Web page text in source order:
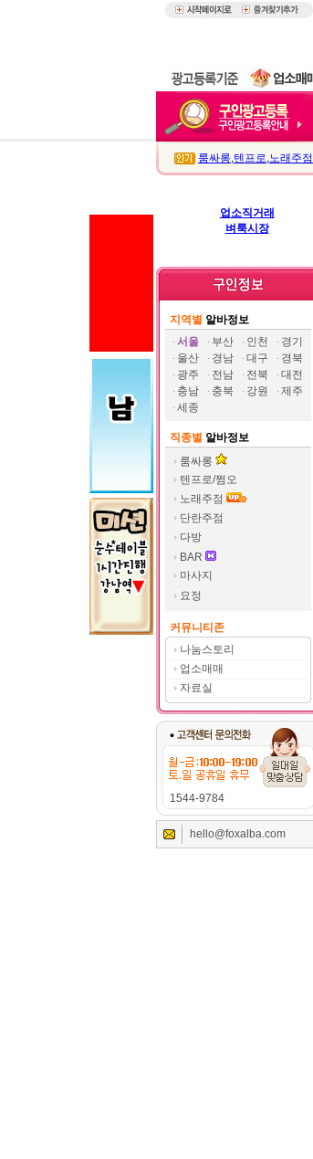
룸싸롱,텐프로,노래주점
업소직거래
벼룩시장
지역별 알바정보
서울
부산 인천
경기
울산
경남 대구
경북
광주
전남 전북
대전
충남
충북 강원
제주
세종
직종별 알바정보
룸싸롱
텐프로/쩜오
노래주점
단란주점
다방
BAR
마사지
요정
커뮤니티존
나눔스토리
업소매매
자료실
1544-9784
hello@foxalba.com